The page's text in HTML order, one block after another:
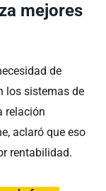
mejores
de
los sistemas de
relación
aclaró que eso
rentabilidad.